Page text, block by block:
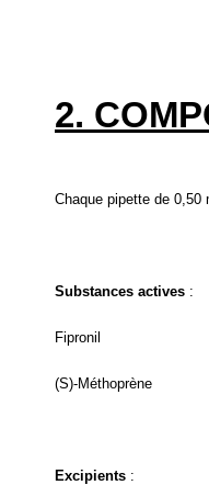
2.
Chaque pipette de 0,50
Substances actives :
Fipronil
(S)-Méthoprène
Excipients :